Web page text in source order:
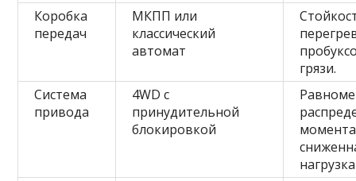
Коробка
передач
МКПП или
классический
автомат
грязи.
Система
привода
4WD с
принудительной
блокировкой